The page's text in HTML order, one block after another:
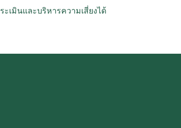
เมินและบริหารความเสี่ยงได้